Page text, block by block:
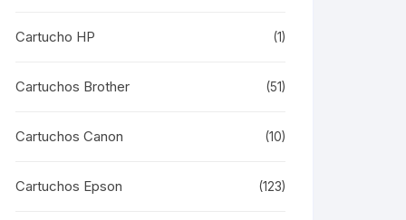
Cartucho HP (1)
Cartuchos Brother (51)
Cartuchos Canon (10)
Cartuchos Epson (123)